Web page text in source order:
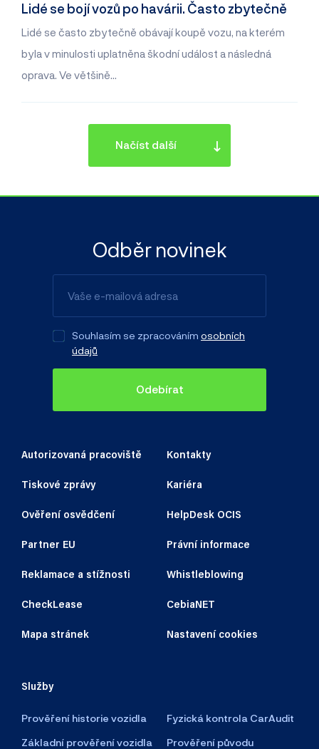
Lidé se bojí vozů po havárii. Často zbytečně
Lidé se často zbytečně obávají koupě vozu, na kterém
byla v minulosti uplatněna škodní událost a následná
oprava. Ve většině…
Načíst další
Autorizovaná pracoviště Kontakty
Tiskové zprávy Kariéra
Ověření osvědčení HelpDesk OCIS
Partner EU Právní informace
Reklamace a stížnosti Whistleblowing
CheckLease CebiaNET
Mapa stránek Nastavení cookies
Služby
Prověření historie vozidla
Fyzická kontrola CarAudit
Základní prověření vozidla
Prověření původu
Odběr novinek
Souhlasím se zpracováním osobních
údajů
Odebírat